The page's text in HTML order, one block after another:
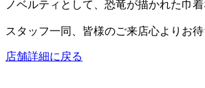
ノベルティとして、恐竜が描かれた巾
スタッフ一同、皆様のご来店心よりお待
店舗詳細に戻る